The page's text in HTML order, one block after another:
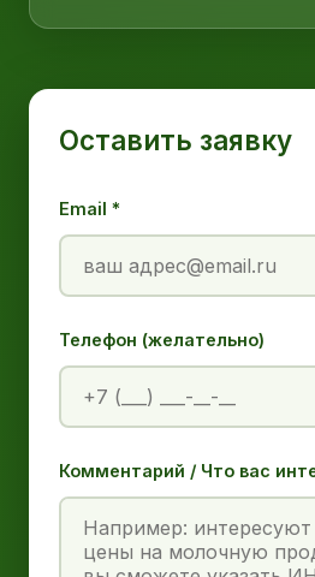
Оставить заявку
Email *
Телефон (желательно)
Комментарий / Что вас